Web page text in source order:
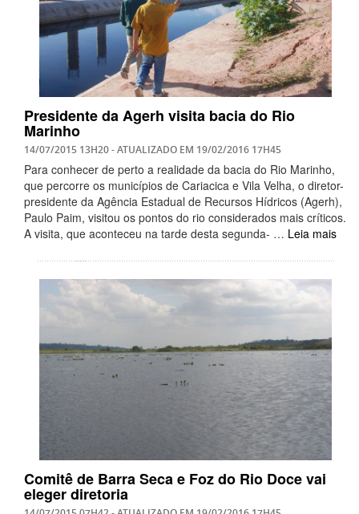
Presidente da Agerh visita bacia do Rio
Marinho
14/07/2015 13H20- ATUALIZADO EM 19/02/2016 17H45
Para conhecer de perto a realidade da bacia do Rio Marinho,
que percorre os municípios de Cariacica e Vila Velha, o diretor-
presidente da Agência Estadual de Recursos Hídricos (Agerh),
Paulo Paim, visitou os pontos do rio considerados mais críticos.
A visita, que aconteceu na tarde desta segunda- … Leia mais
Comitê de Barra Seca e Foz do Rio Doce vai
eleger diretoria